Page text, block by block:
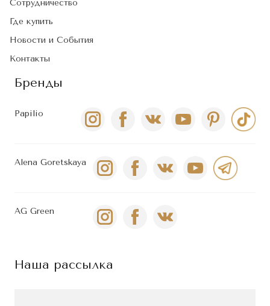
Сотрудничество
Где купить
Новости и События
Контакты
Бренды
Papilio
Alena Goretskaya
AG Green
Наша рассылка